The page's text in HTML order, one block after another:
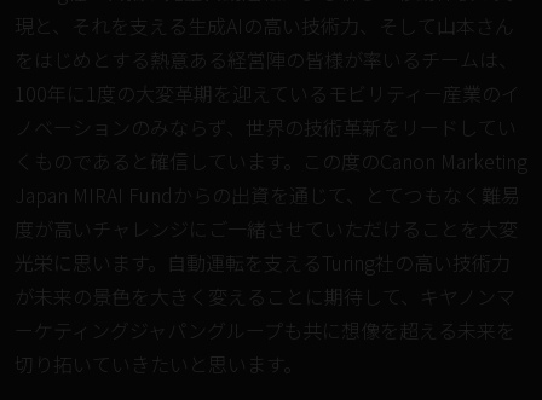
現と、それを支える生成AIの高い技術力、そして山本さん
をはじめとする熱意ある経営陣の皆様が率いるチームは、
100年に1度の大変革期を迎えているモビリティー産業のイ
ノベーションのみならず、世界の技術革新をリードしてい
くものであると確信しています。この度のCanon Marketing
Japan MIRAI Fundからの出資を通じて、とてつもなく難易
度が高いチャレンジにご一緒させていただけることを大変
光栄に思います。自動運転を支えるTuring社の高い技術力
が未来の景色を大きく変えることに期待して、キヤノンマ
ーケティングジャパングループも共に想像を超える未来を
切り拓いていきたいと思います。